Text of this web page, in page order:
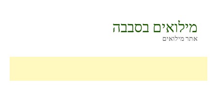
contentמילואים בסבבה
אתר מילואים